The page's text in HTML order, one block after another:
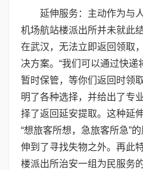
延伸服务：主动作为与
机场航站楼派出所并未就此
在武汉，无法立即返回领取
决方案。“我们可以通过快递
暂时保管，等你们返回时领
明了各种选择，并给出了专
择了返回延安提取。这种延
“想旅客所想，急旅客所急”
伸到了寻找失物之外。再此
楼派出所治安一组为民服务